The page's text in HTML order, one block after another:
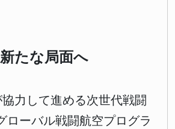
新たな局面へ
力して進める次世代戦闘
ローバル戦闘航空プログラ